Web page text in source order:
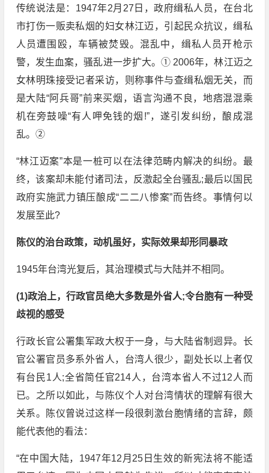
传统说法是：1947年2月27日，政府缉私人员，在台北
市打伤一贩卖私烟的妇女林江迈，引起民众抗议，缉私
人员遭围殴，车辆被焚毁。混乱中，缉私人员开枪示
警，发生血案，骚乱进一步扩大。① 2006年，林江迈之
女林明珠接受记者采访，则称事件与查缉私烟无关，而
是大陆“阿兵哥”前来买烟，语言沟通不良，地痞混混乘
机在旁鼓噪“有人呷免钱的烟!”，遂引发纠纷，酿成混
乱。②
“林江迈案”本是一桩可以在法律范畴内解决的纠纷。最
终，该案却未能付诸司法，反激起全台骚乱;最后以国民
政府实施武力镇压酿成“二二八惨案”而告终。事情何以
发展至此?
陈仪的治台政策，动机虽好，实际效果却形同暴政
1945年台湾光复后，其治理模式与大陆并不相同。
(1)政治上，行政官员绝大多数是外省人;令台胞有一种受
歧视的感受
行政长官公署集军政大权于一身，与大陆省制迥异。长
官公署官员多系外省人，台湾人很少，副处长以上者仅
有台民1人;全省简任官214人，台湾本省人不过12人而
已。之所以如此，与陈仪个人对台湾情状的理解有很大
关系。陈仪曾说过这样一段很刺激台胞情绪的言辞，颇
能代表他的看法：
“在中国大陆，1947年12月25日生效的新宪法将不能适